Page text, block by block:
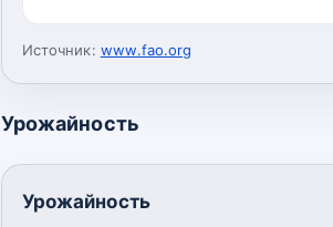
Источник: www.fao.org
Урожайность
Урожайность